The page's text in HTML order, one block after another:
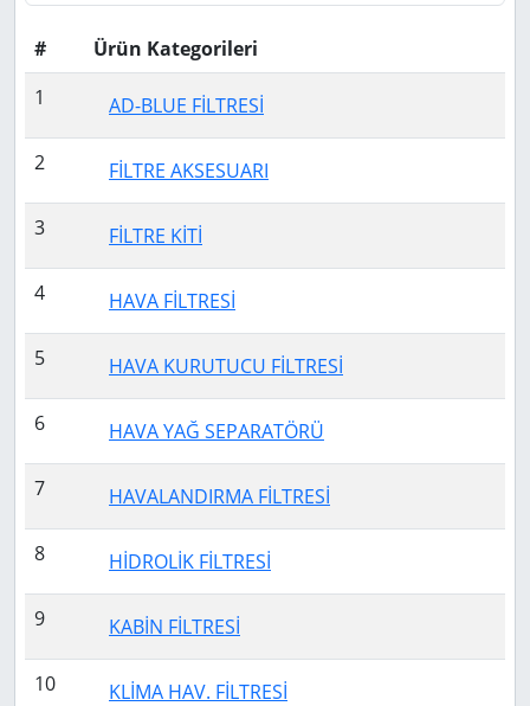
#
Ürün Kategorileri
1
AD-BLUE FİLTRESİ
2 FİLTRE AKSESUARI
3 FİLTRE KİTİ
4 HAVA FİLTRESİ
5 HAVA KURUTUCU FİLTRESİ
6 HAVA YAĞ SEPARATÖRÜ
7 HAVALANDIRMA FİLTRESİ
8 HİDROLİK FİLTRESİ
9 KABİN FİLTRESİ
10 KLİMA HAV. FİLTRESİ